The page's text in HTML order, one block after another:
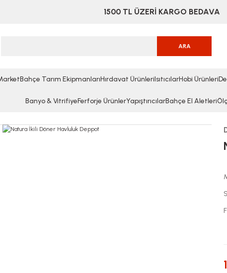
1500 TL ÜZERİ KARGO BEDAVA
ARA
Bahçe Tarım EkipmanlarıHırdavat ÜrünleriIsıtıcılarHobi Ürünleri
Banyo & VitrifiyeFerforje ÜrünlerYapıştırıcılarBahçe El Aletleri